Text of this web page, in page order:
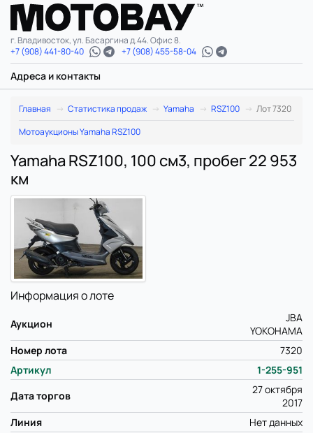
г. Владивосток, ул. Басаргина д.44. Офис 8.
+7 (908) 441-80-40
+7 (908) 455-58-04
Адреса и контакты
Главная Статистика продаж Yamaha RSZ100
Лот 7320
Мотоаукционы Yamaha RSZ100
Yamaha RSZ100, 100 см3, пробег 22 953
км
Информация о лоте
Аукцион
JBA
YOKOHAMA
Номер лота
7320
Артикул
1-255-951
Дата торгов
27 октября
2017
Линия
Нет данных